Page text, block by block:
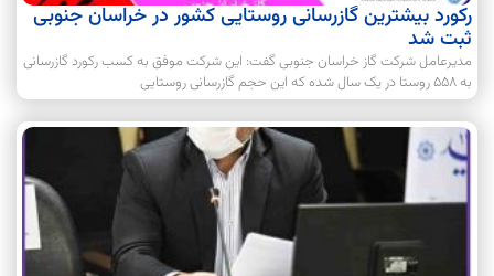
رکورد بیشترین گازرسانی روستایی کشور در خراسان جنوبی
ثبت شد
مدیرعامل شرکت گاز خراسان جنوبی گفت: این شرکت موفق به کسب رکورد گازرسانی
به ۵۵۸ روستا در یک سال شده که این حجم گازرسانی روستایی